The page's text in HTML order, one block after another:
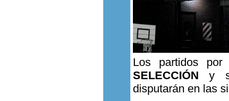
Los partidos
SELECCIÓN y
disputarán en las